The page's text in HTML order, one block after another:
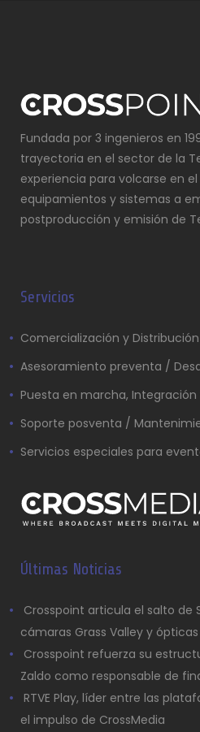
Fundada por 3 ingenieros en
trayectoria en el sector de la
experiencia para volcarse en
equipamientos y sistemas a
postproducción y emisión de
Servicios
Comercialización y Distribución
Asesoramiento preventa /
Puesta en marcha,
Soporte posventa /
Servicios especiales para
Últimas Noticias
Crosspoint articula el salto de
cámaras Grass Valley y
Crosspoint refuerza su
Zaldo como responsable de
RTVE Play, líder entre las
el impulso de CrossMedia